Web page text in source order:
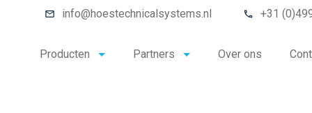
info@hoestechnicalsystems.nl +31
Producten Partners Over ons